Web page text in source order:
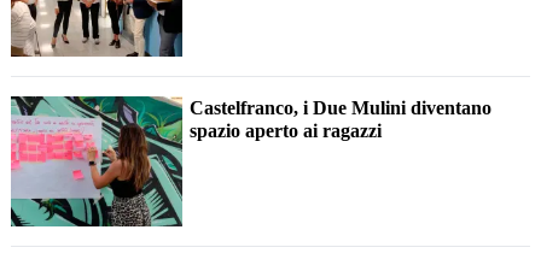
Castelfranco, i Due Mulini diventano
spazio aperto ai ragazzi